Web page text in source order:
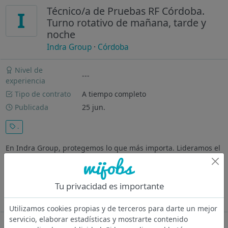
I
Técnico/a de Pruebas RF Córdoba.
Turno rotativo de mañana, tarde y
noche
Indra Group · Córdoba
Nivel de
experiencia
---
Tipo de contrato
A tiempo completo
Publicada
25 jun.
.
En Indra Group, protegemos lo que más importa. Lideramos el
desarrollo de soluciones tecnológicas punteras que refuerzan
la seguridad nacional e internacional 💻 ¡Únete a nuestro
equipo de Pruebas de Radiofrecuencia en Córdoba! En
Oferta desactivada
Tu privacidad es importante
Utilizamos cookies propias y de terceros para darte un mejor
servicio, elaborar estadísticas y mostrarte contenido